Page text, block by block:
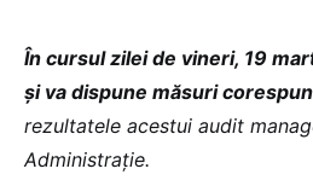
În cursul zilei de vineri, 19
și va dispune măsuri
rezultatele acestui audit
Administrație.